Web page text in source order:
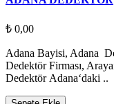
₺ 0,00
Adana Bayisi, Adana
Dedektör Firması,
Dedektör Adana‘daki ..